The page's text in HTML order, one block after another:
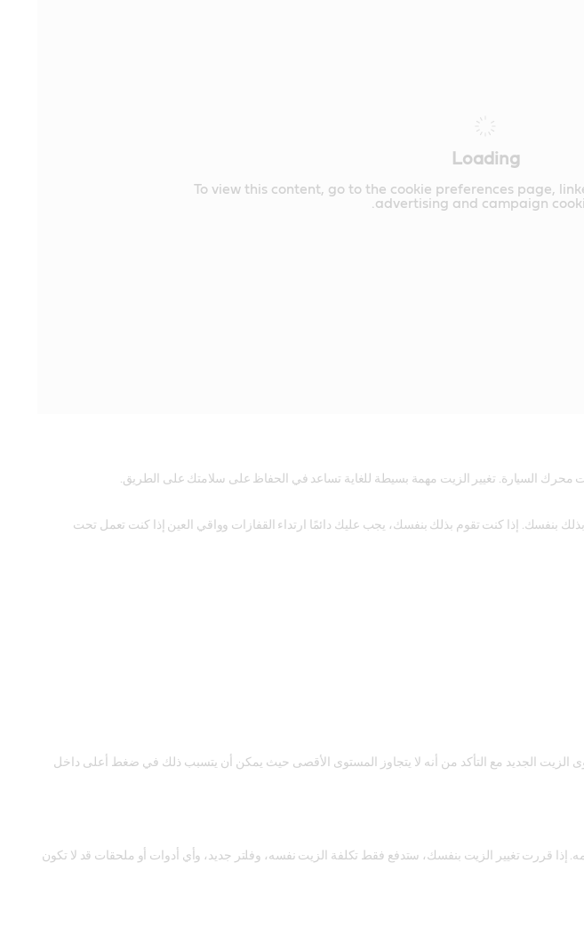
Loading
To view this content, go to the cookie preferences page,
advertising and campaign
محرك السيارة. تغيير الزيت مهمة بسيطة للغاية تساعد في الحفاظ على سلامتك على الطريق.
بنفسك. إذا كنت تقوم بذلك بنفسك، يجب عليك دائمًا ارتداء القفازات وواقي العين إذا كنت تعمل تحت
الجديد مع التأكد من أنه لا يتجاوز المستوى الأقصى حيث يمكن أن يتسبب ذلك في ضغط أعلى داخل
قررت تغيير الزيت بنفسك، ستدفع فقط تكلفة الزيت نفسه، وفلتر جديد، وأي أدوات أو ملحقات قد لا تكون